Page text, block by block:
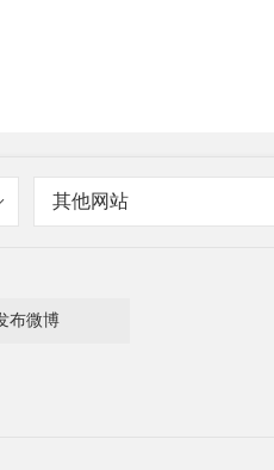
其他网站
布微博